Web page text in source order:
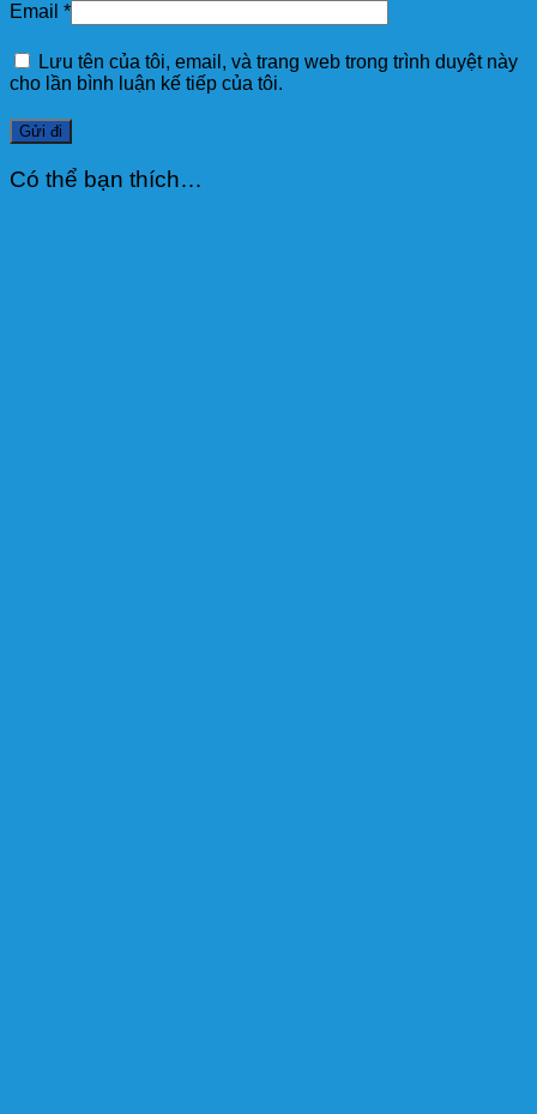
Email *
Lưu tên của tôi, email, và trang web trong trình duyệt này
cho lần bình luận kế tiếp của tôi.
Có thể bạn thích…